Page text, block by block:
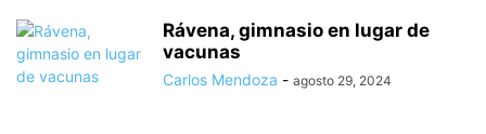
Rávena, gimnasio en lugar de
vacunas
Carlos Mendoza - agosto 29, 2024